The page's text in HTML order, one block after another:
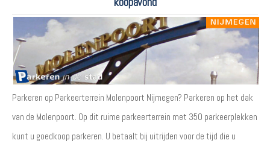
Parkeren op Parkeerterrein Molenpoort Nijmegen? Parkeren op het dak
van de Molenpoort. Op dit ruime parkeerterrein met 350 parkeerplekken
kunt u goedkoop parkeren. U betaalt bij uitrijden voor de tijd die u